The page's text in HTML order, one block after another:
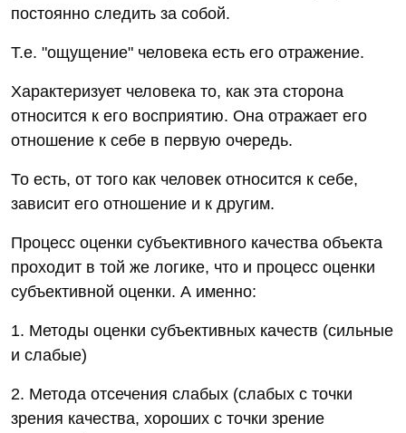
постоянно следить за собой.
Т.е. "ощущение" человека есть его отражение.
Характеризует человека то, как эта сторона
относится к его восприятию. Она отражает его
отношение к себе в первую очередь.
То есть, от того как человек относится к себе,
зависит его отношение и к другим.
Процесс оценки субъективного качества объекта
проходит в той же логике, что и процесс оценки
субъективной оценки. А именно:
1. Методы оценки субъективных качеств (сильные
и слабые)
2. Метода отсечения слабых (слабых с точки
зрения качества, хороших с точки зрение